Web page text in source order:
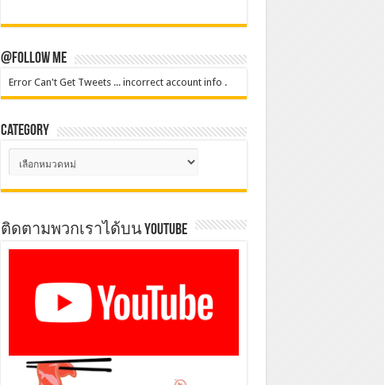
@Follow Me
Error Can't Get Tweets ... incorrect account info .
Category
Category
ติดตามพวกเราได้บน YOUTUBE